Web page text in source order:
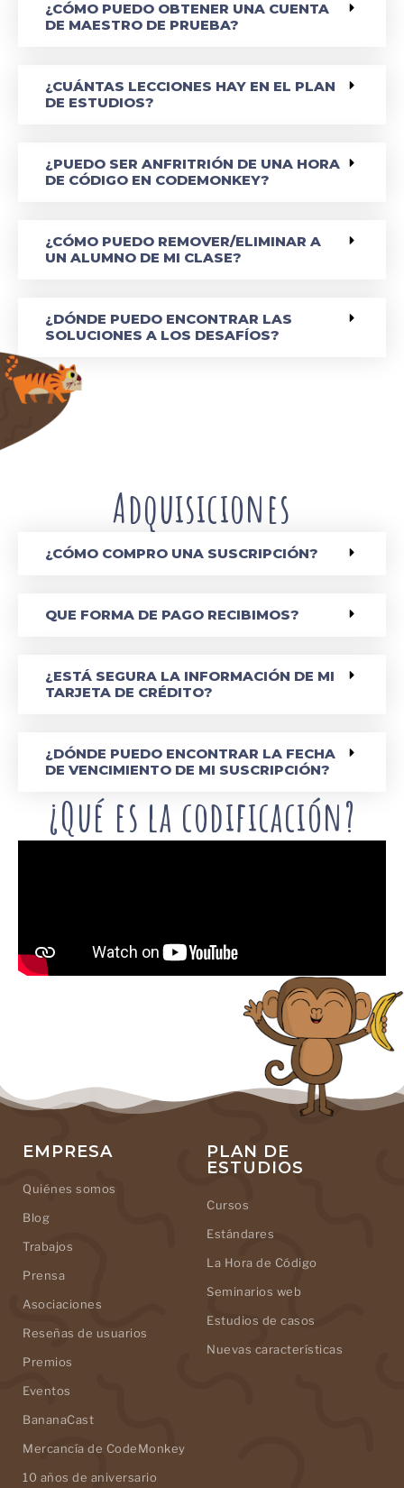
¿CÓMO PUEDO OBTENER UNA CUENTA
DE MAESTRO DE PRUEBA?
¿CUÁNTAS LECCIONES HAY EN EL PLAN
DE ESTUDIOS?
¿PUEDO SER ANFRITRIÓN DE UNA HORA
DE CÓDIGO EN CODEMONKEY?
¿CÓMO PUEDO REMOVER/ELIMINAR A
UN ALUMNO DE MI CLASE?
¿DÓNDE PUEDO ENCONTRAR LAS
SOLUCIONES A LOS DESAFÍOS?
Adquisiciones
¿CÓMO COMPRO UNA SUSCRIPCIÓN?
QUE FORMA DE PAGO RECIBIMOS?
¿ESTÁ SEGURA LA INFORMACIÓN DE MI
TARJETA DE CRÉDITO?
¿DÓNDE PUEDO ENCONTRAR LA FECHA
DE VENCIMIENTO DE MI SUSCRIPCIÓN?
¿Qué es la codificación?
EMPRESA
Quiénes somos
Blog
Trabajos
Prensa
Asociaciones
Reseñas de usuarios
Premios
Eventos
BananaCast
Mercancía de CodeMonkey
10 años de aniversario
PLAN DE
ESTUDIOS
Cursos
Estándares
La Hora de Código
Seminarios web
Estudios de casos
Nuevas características